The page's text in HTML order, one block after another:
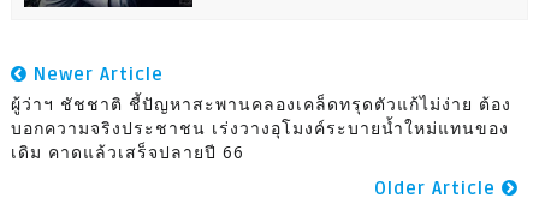
Newer Article
ผู้ว่าฯ ชัชชาติ ชี้ปัญหาสะพานคลองเคล็ดทรุดตัวแก้ไม่ง่าย ต้อง
บอกความจริงประชาชน เร่งวางอุโมงค์ระบายน้ำใหม่แทนของ
เดิม คาดแล้วเสร็จปลายปี 66
Older Article